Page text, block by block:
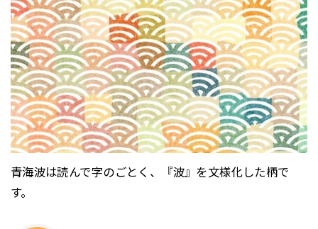
青海波は読んで字のごとく、『波』を文様化した柄で
す。